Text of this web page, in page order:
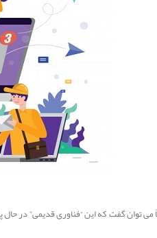
توان گفت که این “فناوری قدیمی” در